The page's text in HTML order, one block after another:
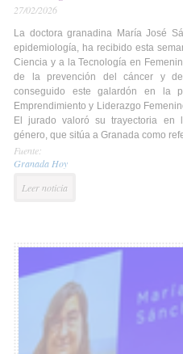
27/02/2026
La doctora granadina María José
epidemiología, ha recibido esta
Ciencia y a la Tecnología en
de la prevención del cáncer y
conseguido este galardón en la
Emprendimiento y Liderazgo
El jurado valoró su trayectoria en
género, que sitúa a Granada como
Fuente:
Granada Hoy
Leer noticia